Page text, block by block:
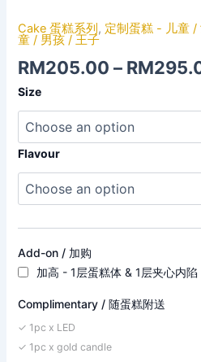
Cake 蛋糕系列 , 定制蛋糕 - 儿童 /
童 / 男孩 / 王子
RM205.00 – RM
Size
Flavour
Add-on / 加购
加高 - 1层蛋糕体 & 1层夹心内陷
Complimentary / 随蛋糕附送
✓ 1pc x LED
✓ 1pc x gold candle